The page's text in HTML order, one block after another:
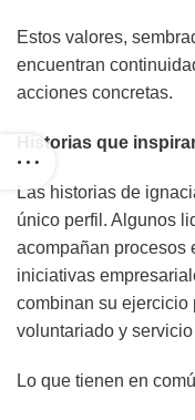
Estos valores,
encuentran
acciones concretas.
Historias que
Las historias de
único perfil. Algunos
acompañan procesos
iniciativas
combinan su ejercicio
voluntariado y
Lo que tienen en